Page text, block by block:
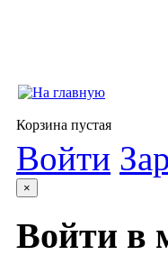
Корзина пустая
Войти
×
Войти в